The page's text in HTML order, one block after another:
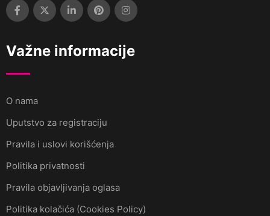
Važne informacije
O nama
Uputstvo za registraciju
Pravila i uslovi korišćenja
Politika privatnosti
Pravila objavljivanja oglasa
Politika kolačića (Cookies Policy)